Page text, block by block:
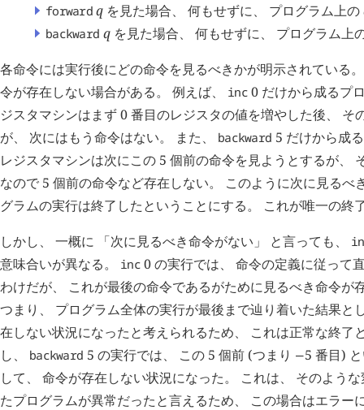
forward q を見た場合、 何もせずに、 プログラム上の
backward qを見た場合、 何もせずに、 プログラム上
各命令には実行後にどの命令を見るべきかが明示されている
令が存在しない場合がある。 例えば、 inc 0 だけから成るプ
ジスタマシンはまず 0 番目のレジスタの値を増やした後、 そ
が、 次にはもう命令はない。 また、 backward 5 だけから成
レジスタマシンは次にこの 5 個前の命令を見ようとするが、
なので 5 個前の命令など存在しない。 このように次に見るべ
グラムの実行は終了したということにする。 これが唯一の終
しかし、 一概に 「次に見るべき命令がない」 と言っても、
意味合いが異なる。 inc 0の実行では、 命令の定義に従って
わけだが、 これが最後の命令であるがために見るべき命令が
つまり、 プログラム全体の実行が最後まで辿り着いた結果と
在しない状況になったと考えられるため、 これは正常な終了
し、 backward 5 の実行では、 この 5 個前 (つまり −5 番目)
して、 命令が存在しない状況になった。 これは、 そのよう
たプログラムが異常だったと言えるため、 この場合はエラー